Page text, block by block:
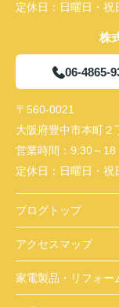
定休日： 日曜日・祝
株
06-4865-
〒560-0021
大阪府豊中市本町２
営業時間： 9:30～18
定休日： 日曜日・祝
ブログトップ
アクセスマップ
家電製品・リフォー